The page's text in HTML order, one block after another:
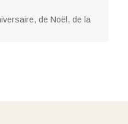
de Noël, de la